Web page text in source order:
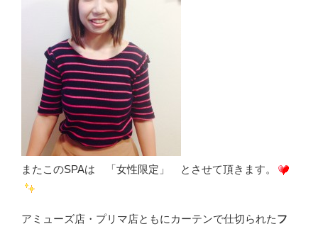
またこのSPAは 「女性限定」 とさせて頂きます。
アミューズ店・プリマ店ともにカーテンで仕切られたフ